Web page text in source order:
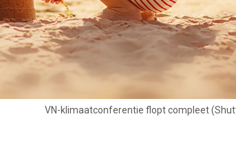
VN-klimaatconferentie flopt compleet